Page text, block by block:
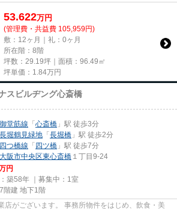
切...
53.622万円
(管理費・共益費 105,959円)
敷：12ヶ月｜礼：0ヶ月
所在階：8階
坪数：29.19坪｜面積：96.49㎡
坪単価： 1.84万円
スビルヂング心斎橋
堂筋線 「心斎橋 」駅 徒歩3分
堀鶴見緑地 「長堀橋 」駅 徒歩2分
つ橋線 「四ツ橋 」駅 徒歩7分
大阪市中央区東心斎橋 １丁目9-24
円
築58年 ｜募集中： 1室
階建 地下1階
店がございます。 事務所物件をはじめ、飲食・美